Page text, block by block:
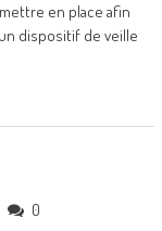
en place afin
dispositif de veille
0